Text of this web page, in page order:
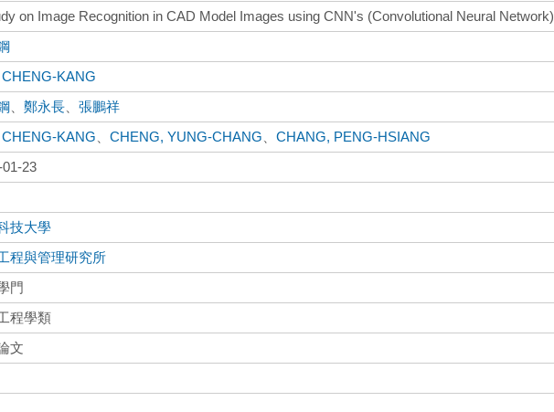
on Image Recognition in CAD Model Images using CNN's (Convolutional Neural Network)
CHENG-KANG
、鄭永長 、張鵬祥
CHENG-KANG 、CHENG, YUNG-CHANG 、CHANG, PENG-HSIANG
01-23
技大學
程與管理研究所
門
程學類
文